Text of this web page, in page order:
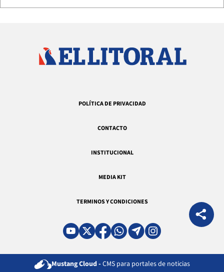
POLÍTICA DE PRIVACIDAD
CONTACTO
INSTITUCIONAL
MEDIA KIT
TERMINOS Y CONDICIONES
Mustang Cloud - CMS para portales de noticias